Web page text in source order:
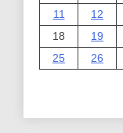
11
12
18
19
25
26